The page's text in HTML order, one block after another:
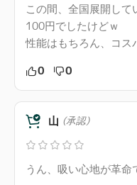
この間、全国展開し
100円でしたけどｗ
性能はもちろん、コス
0 0
山 (承認)
うん、吸い心地が革命